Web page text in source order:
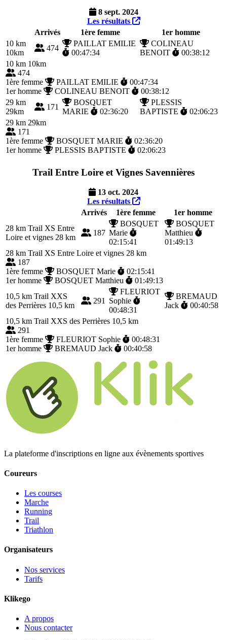
8 sept. 2024
Les résultats
Arrivés
1ère femme
1er homme
10 km
10km
474
PAILLAT EMILIE
00:47:34
COLINEAU
BENOIT
00:38:12
10 km 10km
474
1ère femme
PAILLAT EMILIE
00:47:34
1er homme
COLINEAU BENOIT
00:38:12
29 km
29km
171
BOSQUET
MARIE
02:36:20
PLESSIS
BAPTISTE
02:06:23
29 km 29km
171
1ère femme
BOSQUET MARIE
02:36:20
1er homme
PLESSIS BAPTISTE 02:06:23
Trail Entre Loire et Vignes Savennières
13 oct. 2024
Les résultats
Arrivés
1ère femme
1er homme
28 km Trail XS Entre
Loire et vignes 28 km
187
BOSQUET
Marie
02:15:41
BOSQUET
Matthieu
01:49:13
28 km Trail XS Entre Loire et vignes 28 km
187
1ère femme
BOSQUET Marie
02:15:41
1er homme
BOSQUET Matthieu
01:49:13
10,5 km Trail XXS
des Perrières 10,5 km
291
FLEURIOT
Sophie
00:48:31
BREMAUD
Jack
00:40:58
10,5 km Trail XXS des Perrières 10,5 km
291
1ère femme
FLEURIOT Sophie
00:48:31
1er homme
BREMAUD Jack 00:40:58
La plateforme d'inscriptions en ligne aux évènements sportives
Coureurs
Les courses
Marche
Running
Trail
Triathlon
Organisateurs
Nos services
Tarifs
Klikego
A propos
Nous contacter